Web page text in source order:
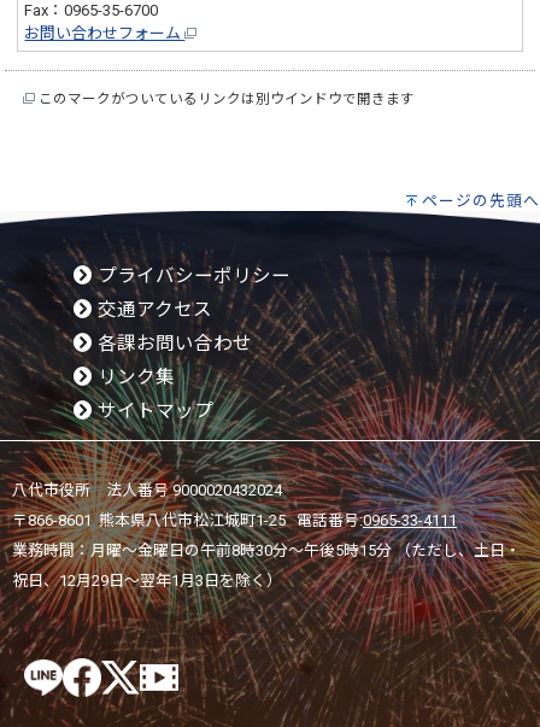
Fax：0965-35-6700
お問い合わせフォーム
このマークがついているリンクは別ウインドウで開きます
ページの先頭へ
プライバシーポリシー
交通アクセス
各課お問い合わせ
リンク集
サイトマップ
八代市役所 法人番号 9000020432024
〒866-8601 熊本県八代市松江城町1-25 電話番号:0965-33-4111
業務時間：月曜～金曜日の午前8時30分～午後5時15分 （ただし、土日・
祝日、12月29日～翌年1月3日を除く）